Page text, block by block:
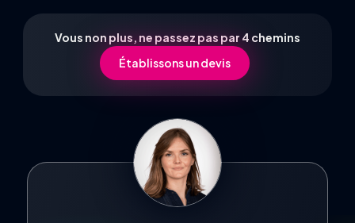
Vous non plus, ne passez pas par 4 chemins
Établissons un devis